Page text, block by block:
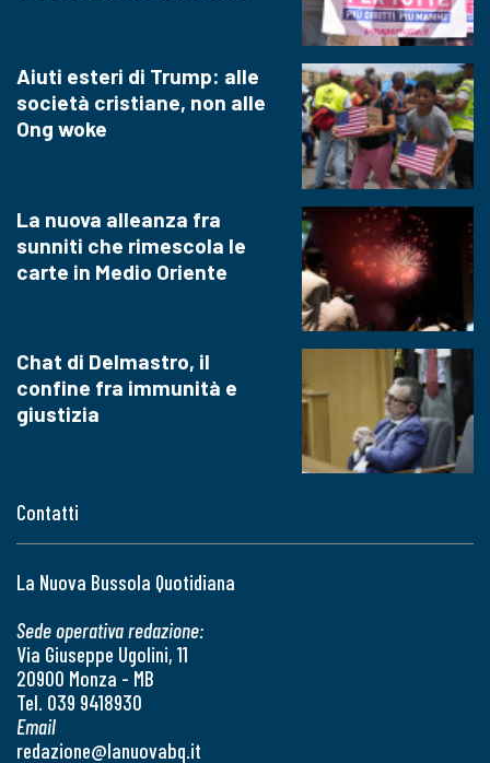
Contatti
La Nuova Bussola Quotidiana
Sede operativa redazione:
Via Giuseppe Ugolini, 11
20900 Monza - MB
Tel. 039 9418930
Email
redazione@lanuovabq.it
Aiuti esteri di Trump: alle
società cristiane, non alle
Ong woke
La nuova alleanza fra
sunniti che rimescola le
carte in Medio Oriente
Chat di Delmastro, il
confine fra immunità e
giustizia